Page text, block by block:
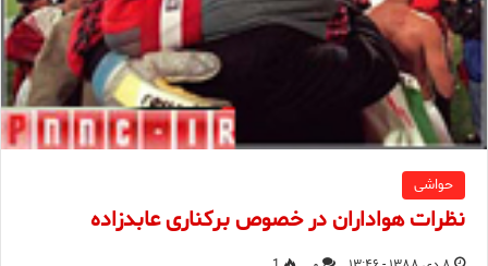
حواشی
نظرات هواداران در خصوص برکناری عابدزاده